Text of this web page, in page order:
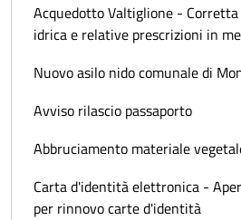
Acquedotto Valtiglione -
idrica e relative prescrizioni in
Nuovo asilo nido comunale di
Avviso rilascio passaporto
Abbruciamento materiale
Carta d'identità elettronica -
per rinnovo carte d'identità